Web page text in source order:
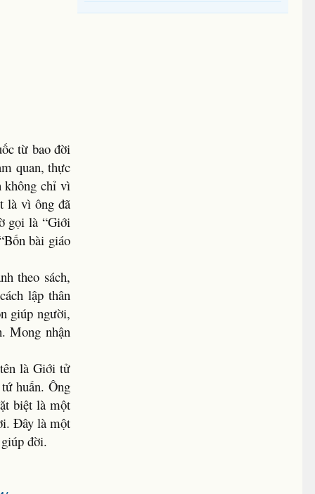
từ bao đời
quan, thực
không chỉ vì
là vì ông đã
gọi là “Giới
bài giáo
theo sách,
lập thân
giúp người,
Mong nhận
là Giới tử
huấn. Ông
biệt là một
Đây là một
đời.